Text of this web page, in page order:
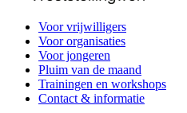
Voor vrijwilligers
Voor organisaties
Voor jongeren
Pluim van de maand
Trainingen en workshops
Contact & informatie